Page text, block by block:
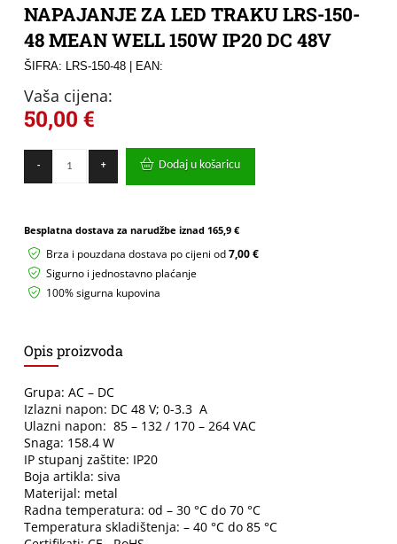
NAPAJANJE ZA LED TRAKU LRS-150-
48 MEAN WELL 150W IP20 DC 48V
ŠIFRA: LRS-150-48| EAN:
Vaša cijena:
50,00 €
-
LED
150-
WELL
150W
količina
+ Dodaj u košaricu
Besplatna dostava za narudžbe iznad 165,9 €
Brza i pouzdana dostava po cijeni od7,00 €
Sigurno i jednostavno plaćanje
100% sigurna kupovina
Opis proizvoda
Grupa: AC – DC
Izlazni napon: DC 48 V; 0-3.3 A
Ulazni napon: 85 – 132 / 170 – 264 VAC
Snaga: 158.4 W
IP stupanj zaštite: IP20
Boja artikla: siva
Materijal: metal
Radna temperatura: od – 30 °C do 70 °C
Temperatura skladištenja: – 40 °C do 85 °C